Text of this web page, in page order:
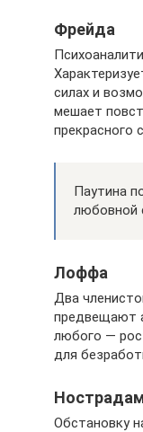
Фрейда
силах и
мешает
прекрасного
Паутина
любовной
Лоффа
Два
предвещают
любого —
для
Обстановку